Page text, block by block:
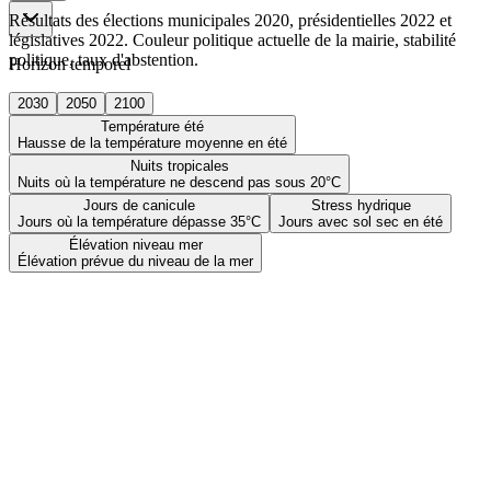
Horizon temporel
2030 2050
2100
Température été
Hausse de la température moyenne en été
Nuits tropicales
Nuits où la température ne descend pas sous 20°C
Jours de canicule
Jours où la température dépasse 35°C
Stress hydrique
Jours avec sol sec en été
Élévation niveau mer
Élévation prévue du niveau de la mer
Résultats des élections municipales 2020, présidentielles 2022 et
législatives 2022. Couleur politique actuelle de la mairie, stabilité
politique, taux d'abstention.